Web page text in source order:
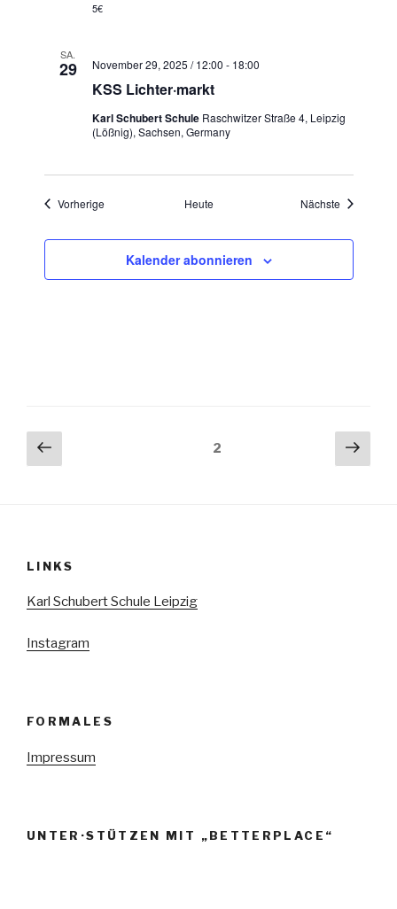
5€
SA.
29
KSS Lichter·markt
November 29, 2025 / 12:00 - 18:00
Karl Schubert Schule Raschwitzer Straße 4, Leipzig
(Lößnig), Sachsen, Germany
VorherigeVeranstaltungen Heute Nächste
Kalender abonnieren
Seitennummerierung
der
Vorherige
Seite
2
LINKS
Karl Schubert Schule Leipzig
Instagram
FORMALES
Impressum
UNTER·STÜTZEN MIT „BETTERPLACE“